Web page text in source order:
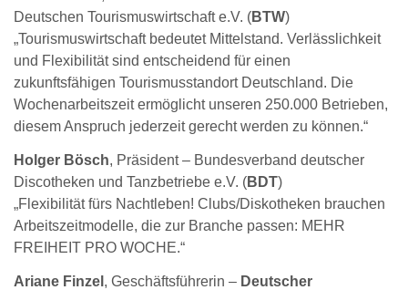
Deutschen Tourismuswirtschaft e.V. (BTW)
„Tourismuswirtschaft bedeutet Mittelstand. Verlässlichkeit
und Flexibilität sind entscheidend für einen
zukunftsfähigen Tourismusstandort Deutschland. Die
Wochenarbeitszeit ermöglicht unseren 250.000 Betrieben,
diesem Anspruch jederzeit gerecht werden zu können.“
Holger Bösch, Präsident – Bundesverband deutscher
Discotheken und Tanzbetriebe e.V. (BDT)
„Flexibilität fürs Nachtleben! Clubs/Diskotheken brauchen
Arbeitszeitmodelle, die zur Branche passen: MEHR
FREIHEIT PRO WOCHE.“
Ariane Finzel , Geschäftsführerin – Deutscher